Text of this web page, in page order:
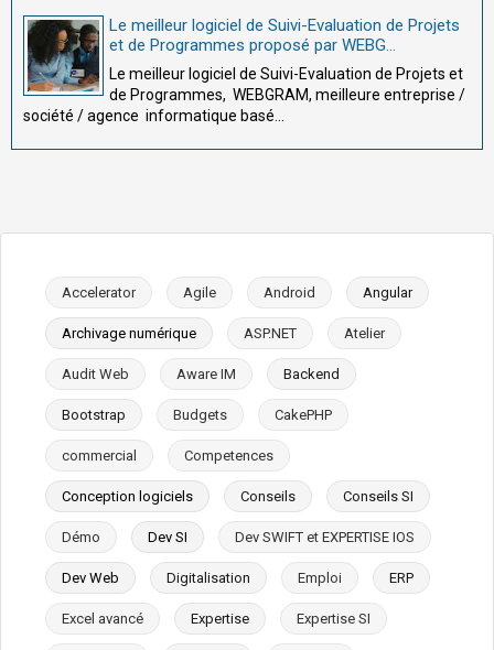
Le meilleur logiciel de Suivi-Evaluation de Projets
et de Programmes proposé par WEBG...
Le meilleur logiciel de Suivi-Evaluation de Projets et
de Programmes, WEBGRAM, meilleure entreprise /
société / agence informatique basé...
Accelerator Agile Android Angular
Archivage numérique ASP.NET Atelier
Audit Web Aware IM Backend
Bootstrap Budgets CakePHP
commercial Competences
Conception logiciels Conseils Conseils SI
Démo Dev SI Dev SWIFT et EXPERTISE IOS
Dev Web Digitalisation Emploi ERP
Excel avancé Expertise Expertise SI